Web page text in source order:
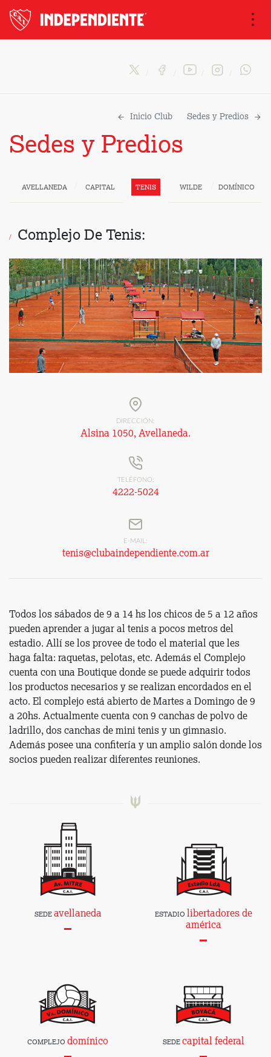
Sedes y Predios
Inicio Club
Sedes y Predios
AVELLANEDA CAPITAL TENIS WILDE DOMÍNICO
Complejo De Tenis:
DIRECCIÓN:
Alsina 1050, Avellaneda.
TELÉFONO:
4222-5024
E-MAIL:
tenis@clubaindependiente.com.ar
Todos los sábados de 9 a 14 hs los chicos de 5 a 12 años
pueden aprender a jugar al tenis a pocos metros del
estadio. Allí se los provee de todo el material que les
haga falta: raquetas, pelotas, etc. Además el Complejo
cuenta con una Boutique donde se puede adquirir todos
los productos necesarios y se realizan encordados en el
acto. El complejo está abierto de Martes a Domingo de 9
a 20hs. Actualmente cuenta con 9 canchas de polvo de
ladrillo, dos canchas de mini tenis y un gimnasio.
Además posee una confitería y un amplio salón donde los
socios pueden realizar diferentes reuniones.
SEDE avellaneda ESTADIO libertadores de
américa
COMPLEJO domínico SEDE capital federal